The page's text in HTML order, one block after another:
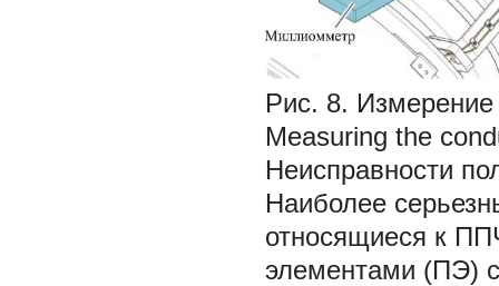
Рис. 8.
Measuring the
Неисправности
Наиболее
относящиеся к
элементами (ПЭ)